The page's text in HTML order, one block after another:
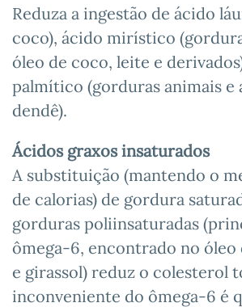
Reduza a ingestão de ácido
coco), ácido mirístico
óleo de coco, leite e
palmítico (gorduras animais e
dendê).
Ácidos graxos insaturados
A substituição (mantendo o
de calorias) de gordura
gorduras poliinsaturadas
ômega-6, encontrado no óleo
e girassol) reduz o colesterol
inconveniente do ômega-6 é